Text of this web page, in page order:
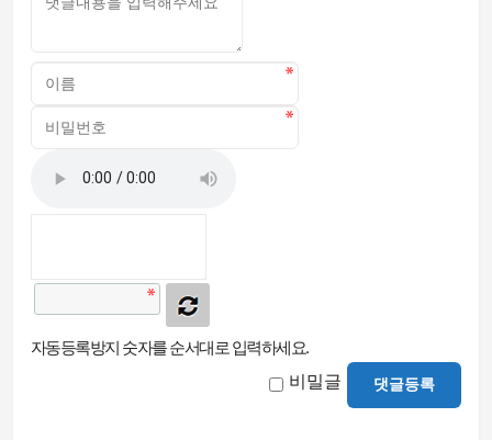
자동등록방지 숫자를 순서대로 입력하세요.
비밀글 댓글등록